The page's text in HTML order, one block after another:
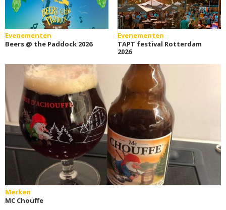
Evenementen
Beers @ the Paddock 2026
Evenementen
TAPT festival Rotterdam
2026
Merken
MC Chouffe